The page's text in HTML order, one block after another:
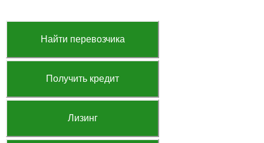
Найти перевозчика
Получить кредит
Лизинг